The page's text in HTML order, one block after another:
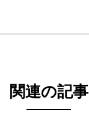
関連の記事